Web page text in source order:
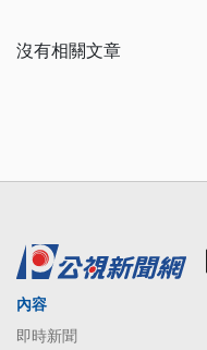
沒有相關文章
內容
即時新聞